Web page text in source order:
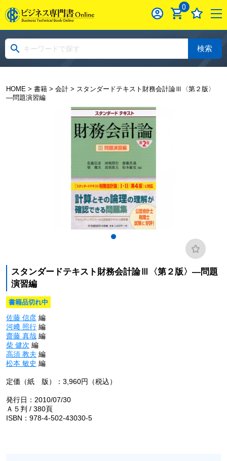
0
検索
HOME> 書籍> 会計> スタンダードテキスト財務会計論Ⅲ〈第２版〉
―問題演習編
スタンダードテキスト財務会計論Ⅲ〈第２版〉―問題
演習編
書籍品切れ中
佐藤 信彦編
河﨑 照行編
齋藤 真哉編
柴 健次 編
高須 教夫 編
松本 敏史 編
定価（紙 版）：3,960円（税込）
発行日：2010/07/30
Ａ５判 / 380頁
ISBN：978-4-502-43030-5